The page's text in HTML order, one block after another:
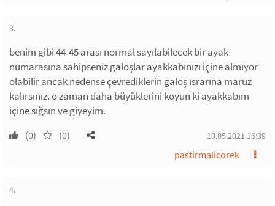
3.
benim gibi 44-45 arası normal sayılabilecek bir ayak
numarasına sahipseniz galoşlar ayakkabınızı içine almıyor
olabilir ancak nedense çevrediklerin galoş ısrarına maruz
kalırsınız. o zaman daha büyüklerini koyun ki ayakkabım
içine sığsın ve giyeyim.
(0) (0) 10.05.2021 16:39
pastirmalicorek
4.